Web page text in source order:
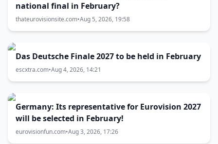
national final in February?
thateurovisionsite.com•Aug 5, 2026, 19:58
Das Deutsche Finale 2027 to be held in February
escxtra.com•Aug 4, 2026, 14:21
Germany: Its representative for Eurovision 2027
will be selected in February!
eurovisionfun.com•Aug 3, 2026, 17:26